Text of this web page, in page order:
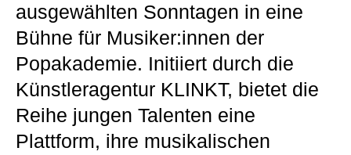
ausgewählten Sonntagen in eine
Bühne für Musiker:innen der
Popakademie. Initiiert durch die
Künstleragentur KLINKT, bietet die
Reihe jungen Talenten eine
Plattform, ihre musikalischen